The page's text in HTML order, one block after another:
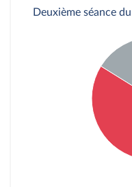
Deuxième séance